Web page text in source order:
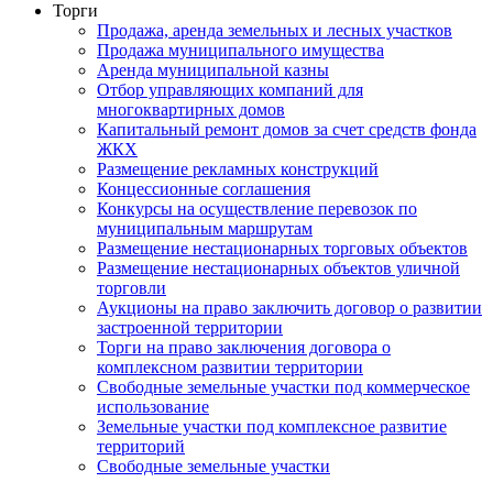
Торги
Продажа, аренда земельных и лесных участков
Продажа муниципального имущества
Аренда муниципальной казны
Отбор управляющих компаний для
многоквартирных домов
Капитальный ремонт домов за счет средств фонда
ЖКХ
Размещение рекламных конструкций
Концессионные соглашения
Конкурсы на осуществление перевозок по
муниципальным маршрутам
Размещение нестационарных торговых объектов
Размещение нестационарных объектов уличной
торговли
Аукционы на право заключить договор о развитии
застроенной территории
Торги на право заключения договора о
комплексном развитии территории
Свободные земельные участки под коммерческое
использование
Земельные участки под комплексное развитие
территорий
Свободные земельные участки